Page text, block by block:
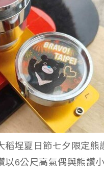
埕夏日節七夕限定熊
以6公尺高氣偶與熊讚